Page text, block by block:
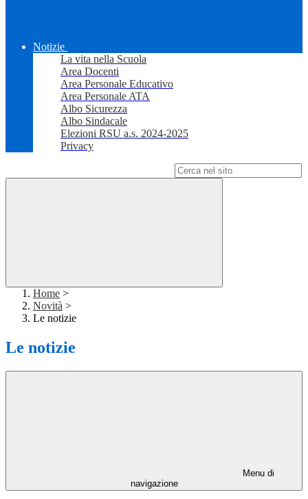
Notizie
La vita nella Scuola
Area Docenti
Area Personale Educativo
Area Personale ATA
Albo Sicurezza
Albo Sindacale
Elezioni RSU a.s. 2024-2025
Privacy
Home >
Novità >
Le notizie
Le notizie
Menu di
navigazione